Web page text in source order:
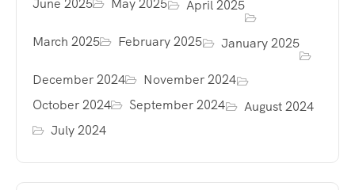
June 2025 May 2025 April 2025
March 2025 February 2025 January 2025
December 2024
November 2024
October 2024
September 2024
August 2024
July 2024